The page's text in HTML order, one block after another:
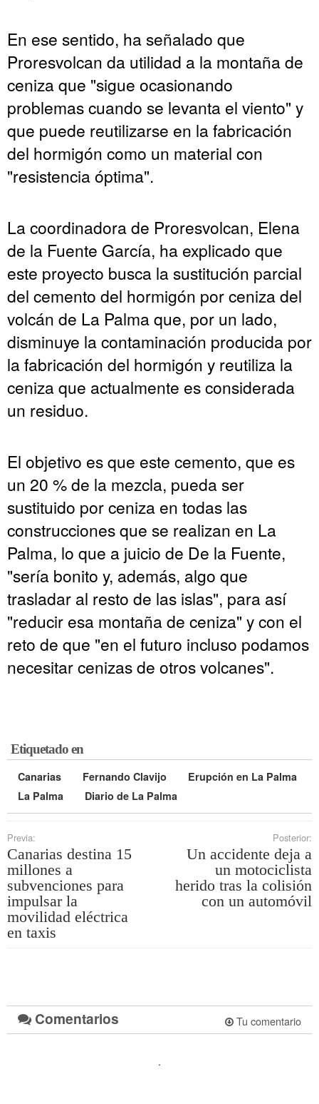
En ese sentido, ha señalado que
Proresvolcan da utilidad a la montaña de
ceniza que "sigue ocasionando
problemas cuando se levanta el viento" y
que puede reutilizarse en la fabricación
del hormigón como un material con
"resistencia óptima".
La coordinadora de Proresvolcan, Elena
de la Fuente García, ha explicado que
este proyecto busca la sustitución parcial
del cemento del hormigón por ceniza del
volcán de La Palma que, por un lado,
disminuye la contaminación producida por
la fabricación del hormigón y reutiliza la
ceniza que actualmente es considerada
un residuo.
El objetivo es que este cemento, que es
un 20 % de la mezcla, pueda ser
sustituido por ceniza en todas las
construcciones que se realizan en La
Palma, lo que a juicio de De la Fuente,
"sería bonito y, además, algo que
trasladar al resto de las islas", para así
"reducir esa montaña de ceniza" y con el
reto de que "en el futuro incluso podamos
necesitar cenizas de otros volcanes".
Etiquetado en
Canarias Fernando Clavijo
Erupción en La Palma
La Palma
Diario de La Palma
Previa:
Canarias destina 15
millones a
subvenciones para
impulsar la
movilidad eléctrica
en taxis
Posterior:
Un accidente deja a
un motociclista
herido tras la colisión
con un automóvil
Comentarios Tu comentario
.